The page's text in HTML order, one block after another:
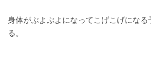
身体がぶよぶよになってこげこげになる
る。